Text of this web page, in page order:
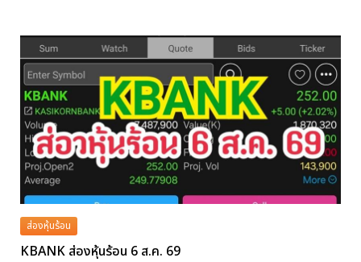
ส่องหุ้นร้อน
KBANK ส่องหุ้นร้อน 6 ส.ค. 69